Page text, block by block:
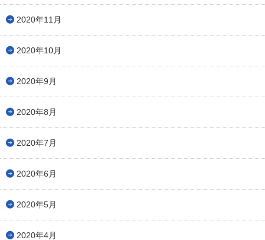
2020年11月
2020年10月
2020年9月
2020年8月
2020年7月
2020年6月
2020年5月
2020年4月